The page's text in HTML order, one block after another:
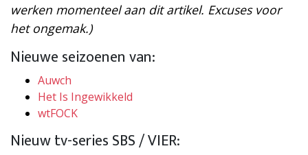
werken momenteel aan dit artikel. Excuses voor
het ongemak.)
Nieuwe seizoenen van:
Auwch
Het Is Ingewikkeld
wtFOCK
Nieuw tv-series SBS / VIER: